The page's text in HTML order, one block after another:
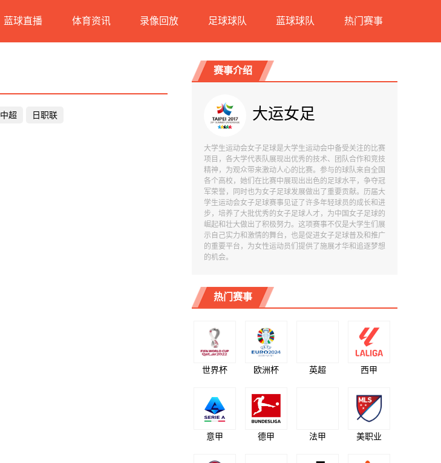
蓝球直播 体育资讯 录像回放 足球球队 蓝球球队 热门赛事
中超 日职联
赛事介绍
大运女足
大学生运动会女子足球是大学生运动会中备受关注的比赛
项目，各大学代表队展现出优秀的技术、团队合作和竞技
精神，为观众带来激动人心的比赛。参与的球队来自全国
各个高校，她们在比赛中展现出出色的足球水平，争夺冠
军荣誉，同时也为女子足球发展做出了重要贡献。历届大
学生运动会女子足球赛事见证了许多年轻球员的成长和进
步，培养了大批优秀的女子足球人才，为中国女子足球的
崛起和壮大做出了积极努力。这项赛事不仅是大学生们展
示自己实力和激情的舞台，也是促进女子足球普及和推广
的重要平台，为女性运动员们提供了施展才华和追逐梦想
的机会。
热门赛事
世界杯 欧洲杯 英超 西甲
意甲 德甲 法甲 美职业